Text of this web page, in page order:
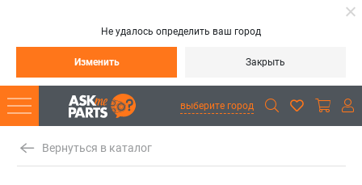
Не удалось определить ваш город
Изменить Закрыть
выберите город
Вернуться в каталог